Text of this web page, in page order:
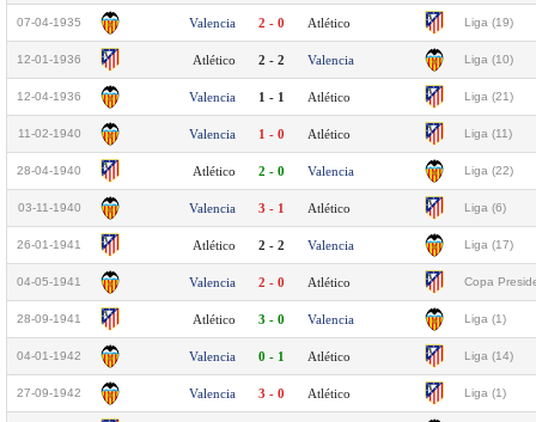
07-04-1935 Valencia 2 - 0 Atlético Liga (19)
12-01-1936 Atlético 2 - 2 Valencia Liga (10)
12-04-1936 Valencia 1 - 1 Atlético Liga (21)
11-02-1940 Valencia 1 - 0 Atlético Liga (11)
28-04-1940 Atlético 2 - 0 Valencia Liga (22)
03-11-1940 Valencia 3 - 1 Atlético Liga (6)
26-01-1941 Atlético 2 - 2 Valencia Liga (17)
04-05-1941 Valencia 2 - 0 Atlético Copa
28-09-1941 Atlético 3 - 0 Valencia Liga (1)
04-01-1942 Valencia 0 - 1 Atlético Liga (14)
27-09-1942 Valencia 3 - 0 Atlético Liga (1)